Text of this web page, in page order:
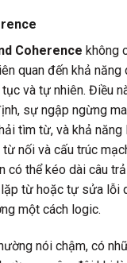
Coherence không
quan đến khả
và tự nhiên. Điều
sự ngập ngừng
tìm từ, và khả năng
nối và cấu trúc
có thể kéo dài câu
từ hoặc tự sửa lỗi
một cách logic.
nói chậm, có